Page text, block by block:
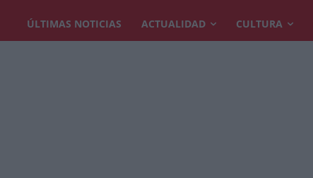
ÚLTIMAS NOTICIAS ACTUALIDAD CULTURA